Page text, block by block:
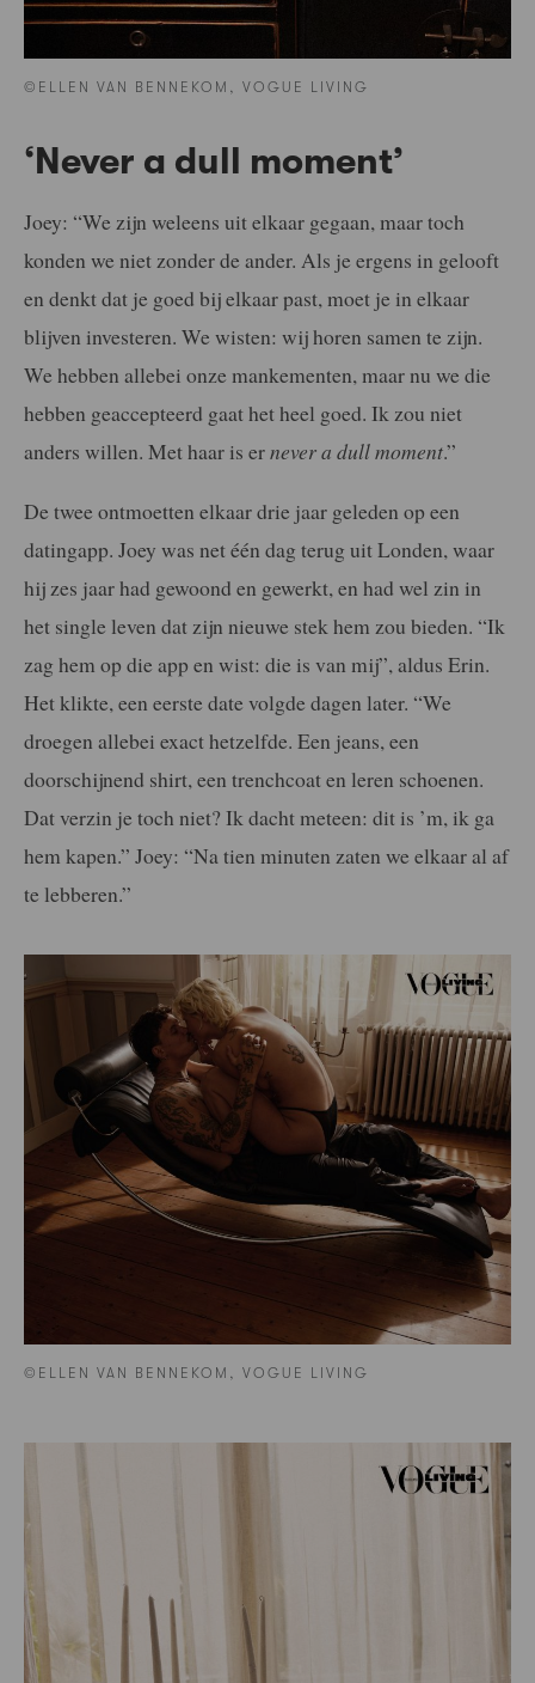
©ELLEN VAN BENNEKOM, VOGUE LIVING
‘Never a dull moment’
Joey: “We zijn weleens uit elkaar gegaan, maar toch
konden we niet zonder de ander. Als je ergens in gelooft
en denkt dat je goed bij elkaar past, moet je in elkaar
blijven investeren. We wisten: wij horen samen te zijn.
We hebben allebei onze mankementen, maar nu we die
hebben geaccepteerd gaat het heel goed. Ik zou niet
anders willen. Met haar is ernever a dull moment.”
De twee ontmoetten elkaar drie jaar geleden op een
datingapp. Joey was net één dag terug uit Londen, waar
hij zes jaar had gewoond en gewerkt, en had wel zin in
het single leven dat zijn nieuwe stek hem zou bieden. “Ik
zag hem op die app en wist: die is van mij”, aldus Erin.
Het klikte, een eerste date volgde dagen later. “We
droegen allebei exact hetzelfde. Een jeans, een
doorschijnend shirt, een trenchcoat en leren schoenen.
Dat verzin je toch niet? Ik dacht meteen: dit is ’m, ik ga
hem kapen.” Joey: “Na tien minuten zaten we elkaar al af
te lebberen.”
©ELLEN VAN BENNEKOM, VOGUE LIVING